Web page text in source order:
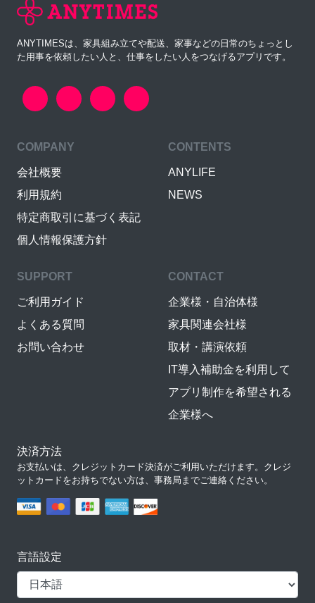
ANYTIMESは、家具組み立てや配送、家事などの日常のちょっとし
た用事を依頼したい人と、仕事をしたい人をつなげるアプリです。
COMPANY
会社概要
利用規約
特定商取引に基づく表記
個人情報保護方針
CONTENTS
ANYLIFE
NEWS
SUPPORT
ご利用ガイド
よくある質問
お問い合わせ
CONTACT
企業様・自治体様
家具関連会社様
取材・講演依頼
IT導入補助金を利用して
アプリ制作を希望される
企業様へ
決済方法
お支払いは、クレジットカード決済がご利用いただけます。クレジ
ットカードをお持ちでない方は、事務局までご連絡ください。
言語設定